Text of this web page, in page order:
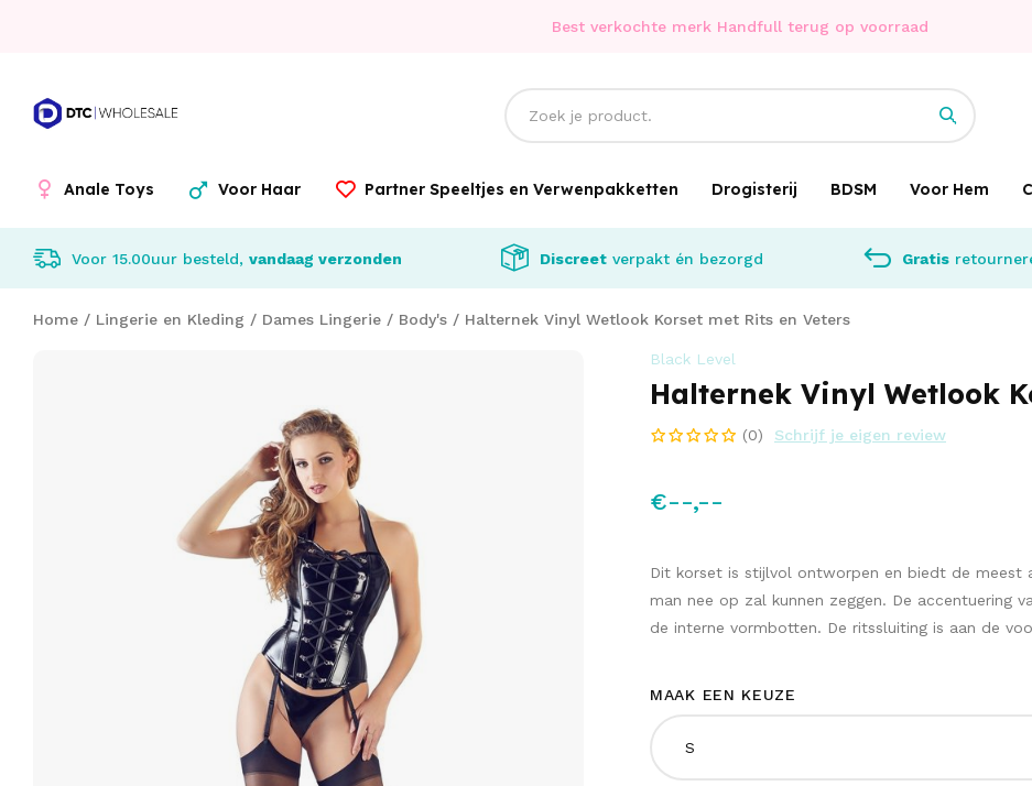
Best verkochte merk Handfull terug op voorraad
Anale Toys Voor Haar Partner Speeltjes en Verwenpakketten Drogisterij BDSM Voor Hem
Voor 15.00uur besteld, vandaag verzonden Discreet verpakt én bezorgd Gratis
Home / Lingerie en Kleding / Dames Lingerie / Body's / Halternek Vinyl Wetlook Korset met Rits en Veters
Black Level
Halternek Vinyl Wetlook
(0) Schrijf je eigen review
€--,--
Dit korset is stijlvol ontworpen en biedt de meest
man nee op zal kunnen zeggen. De accentuering
de interne vormbotten. De ritssluiting is aan de voo
MAAK EEN KEUZE
S